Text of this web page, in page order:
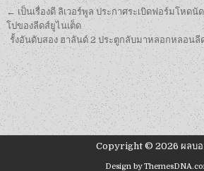
เมนู
นำทาง
เรื่อง
← เป็นเรื่องดี ลิเวอร์พูล ประกาศระเบิดฟอร์มโหด
โปของลีดส์ยูไนเต็ด
รั้งอันดับสอง ฮาลันด์ 2 ประตูกลับมาหลอกหลอน
Copyright © 2026 ผลบ
Design by